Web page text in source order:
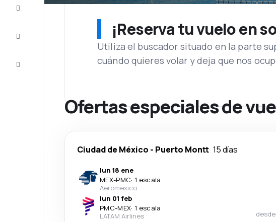
Completa
¡Reserva tu vuelo en
Utiliza el buscador situado en la parte
cuándo quieres volar y deja que nos
Ofertas especiales de
Ciudad de México - Puerto Montt 15 días
lun 18 ene
MEX-PMC· 1 escala
Aeromexico
lun 01 feb
PMC-MEX· 1 escala
LATAM Airlines
desde